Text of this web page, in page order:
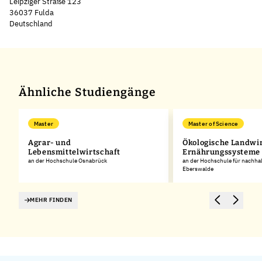
36037 Fulda
Deutschland
Ähnliche Studiengänge
Master
Agrar- und
Lebensmittelwirtschaft
an der Hochschule Osnabrück
Master of Science
Ökologische
Ernährungssysteme
an der Hochschule für
Eberswalde
MEHR FINDEN